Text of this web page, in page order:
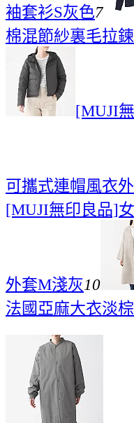
袖套衫S灰色7
棉混節紗裏毛拉
[MUJI
可攜式連帽風衣
[MUJI無印良品]
外套M淺灰10
法國亞麻大衣淡